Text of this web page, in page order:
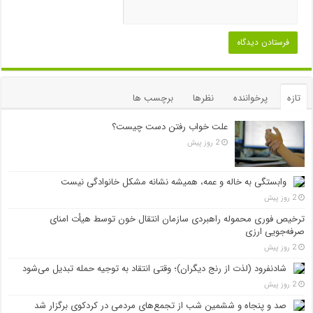
تازه پرخواننده نظرها
برچسب ها
علت خواب رفتن دست چیست؟
2 روز پیش
وابستگی به خاله و عمه، همیشه نشانه مشکل خانوادگی نیست
2 روز پیش
ترخیص فوری محموله راهبردی سازمان انتقال خون توسط هیأت امنای
صرفه‌جویی ارزی
2 روز پیش
شادنفرود (لذت از رنج دیگران)؛ وقتی انتقاد به توجیه حمله تبدیل می‌شود
2 روز پیش
صد و پنجاه‌ و ششمین شب از تجمع‌های مردمی در کردکوی برگزار شد